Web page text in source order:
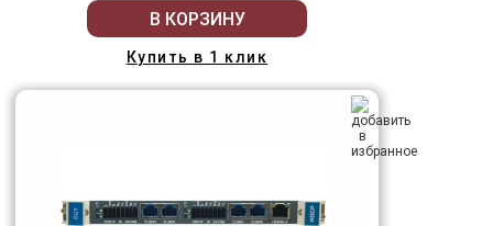
В КОРЗИНУ
Купить в 1 клик